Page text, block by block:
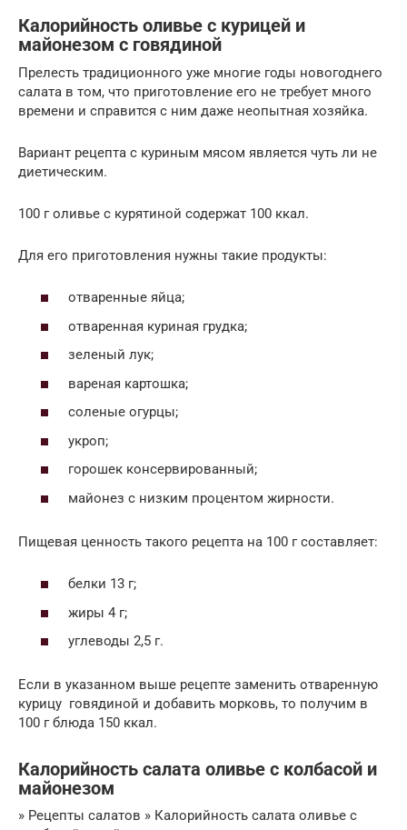
Калорийность оливье с курицей и
майонезом с говядиной
Прелесть традиционного уже многие годы новогоднего
салата в том, что приготовление его не требует много
времени и справится с ним даже неопытная хозяйка.
Вариант рецепта с куриным мясом является чуть ли не
диетическим.
100 г оливье с курятиной содержат 100 ккал.
Для его приготовления нужны такие продукты:
отваренные яйца;
отваренная куриная грудка;
зеленый лук;
вареная картошка;
соленые огурцы;
укроп;
горошек консервированный;
майонез с низким процентом жирности.
Пищевая ценность такого рецепта на 100 г составляет:
белки 13 г;
жиры 4 г;
углеводы 2,5 г.
Если в указанном выше рецепте заменить отваренную
курицу говядиной и добавить морковь, то получим в
100 г блюда 150 ккал.
Калорийность салата оливье с колбасой и
майонезом
» Рецепты салатов » Калорийность салата оливье с